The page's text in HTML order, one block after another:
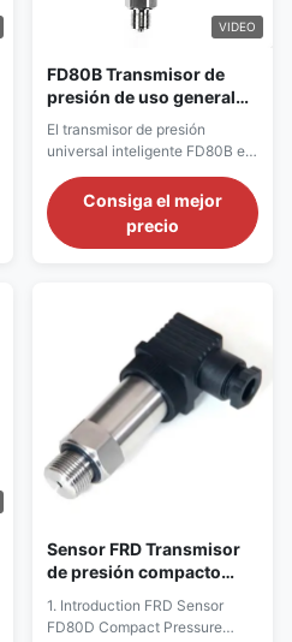
VIDEO
FD80B Transmisor de
presión de uso general
con piel térmica para
entornos industriales de
alta temperatura
El transmisor de presión
universal inteligente FD80B es
un producto de medición de
presión multiparamétrico, de
alta precisión y alta estabilidad.
Consiga el mejor
precio
Sensor FRD Transmisor
de presión compacto
1. Introduction FRD Sensor
FD80D Compact Pressure